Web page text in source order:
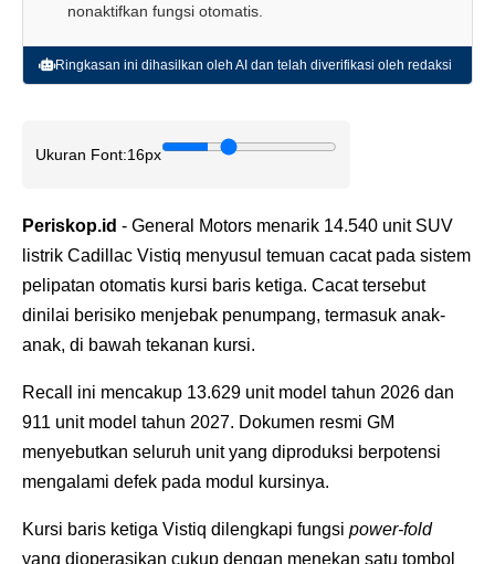
nonaktifkan fungsi otomatis.
Ringkasan ini dihasilkan oleh AI dan telah diverifikasi oleh redaksi
Ukuran Font:16px
Periskop.id - General Motors menarik 14.540 unit SUV
listrik Cadillac Vistiq menyusul temuan cacat pada sistem
pelipatan otomatis kursi baris ketiga. Cacat tersebut
dinilai berisiko menjebak penumpang, termasuk anak-
anak, di bawah tekanan kursi.
Recall ini mencakup 13.629 unit model tahun 2026 dan
911 unit model tahun 2027. Dokumen resmi GM
menyebutkan seluruh unit yang diproduksi berpotensi
mengalami defek pada modul kursinya.
Kursi baris ketiga Vistiq dilengkapi fungsi power-fold
yang dioperasikan cukup dengan menekan satu tombol